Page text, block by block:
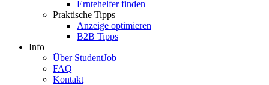
Erntehelfer finden
Praktische Tipps
Anzeige optimieren
B2B Tipps
Info
Über StudentJob
FAQ
Kontakt